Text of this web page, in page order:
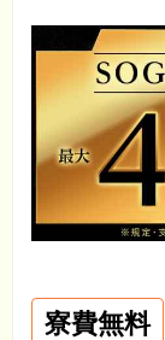
寮費無料